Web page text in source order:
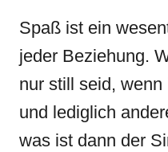
Spaß ist ein
jeder Beziehung.
nur still seid,
und lediglich
was ist dann der